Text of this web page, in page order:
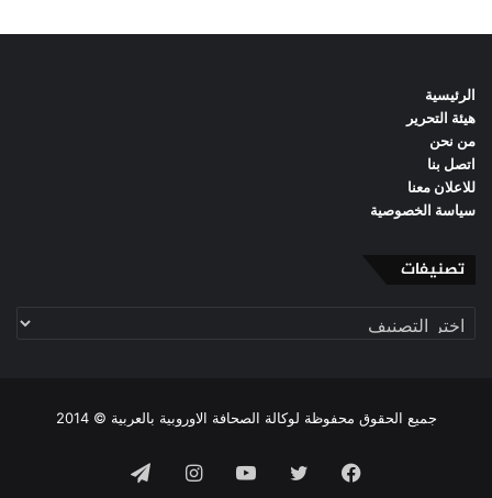
الرئيسية
هيئة التحرير
من نحن
اتصل بنا
للاعلان معنا
سياسة الخصوصية
تصنيفات
تصنيفات
جميع الحقوق محفوظة لوكالة الصحافة الاوروبية بالعربية © 2014
فيسبوك تويتر يوتيوبانستقرامتيلقرام